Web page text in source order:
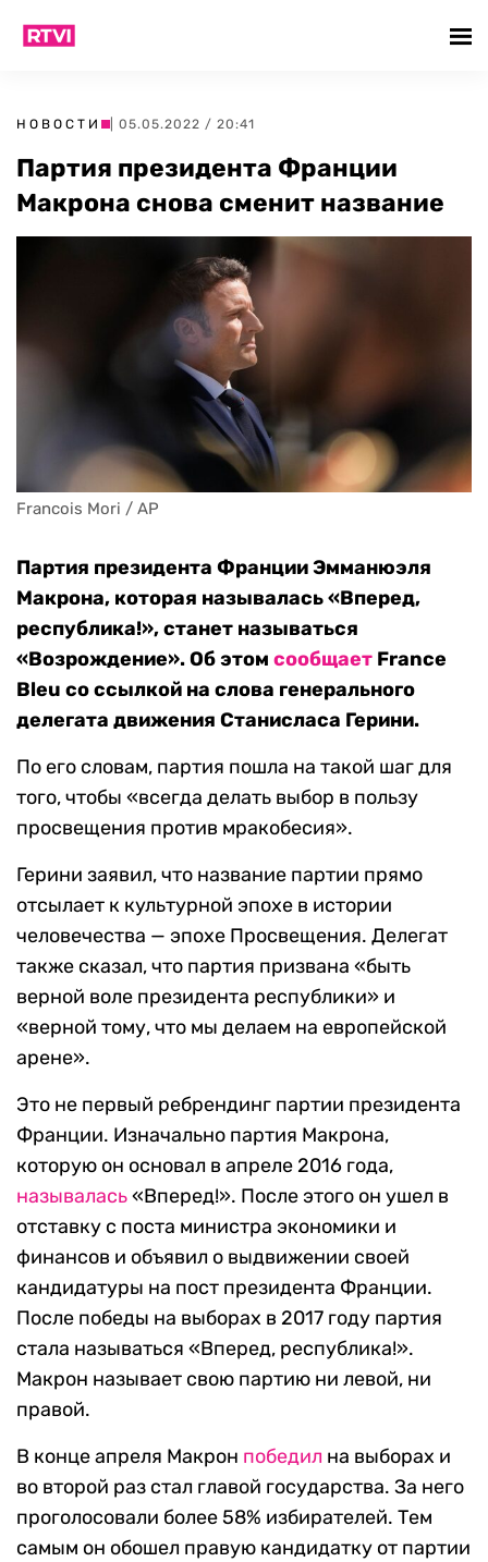
НОВОСТИ | 05.05.2022 / 20:41
Партия президента Франции
Макрона снова сменит название
Francois Mori / AP
Партия президента Франции Эмманюэля
Макрона, которая называлась «Вперед,
республика!», станет называться
«Возрождение». Об этом сообщает France
Bleu со ссылкой на слова генерального
делегата движения Станисласа Герини.
По его словам, партия пошла на такой шаг для
того, чтобы «всегда делать выбор в пользу
просвещения против мракобесия».
Герини заявил, что название партии прямо
отсылает к культурной эпохе в истории
человечества — эпохе Просвещения. Делегат
также сказал, что партия призвана «быть
верной воле президента республики» и
«верной тому, что мы делаем на европейской
арене».
Это не первый ребрендинг партии президента
Франции. Изначально партия Макрона,
которую он основал в апреле 2016 года,
называлась«Вперед!». После этого он ушел в
отставку с поста министра экономики и
финансов и объявил о выдвижении своей
кандидатуры на пост президента Франции.
После победы на выборах в 2017 году партия
стала называться «Вперед, республика!».
Макрон называет свою партию ни левой, ни
правой.
В конце апреля Макрон победил на выборах и
во второй раз стал главой государства. За него
проголосовали более 58% избирателей. Тем
самым он обошел правую кандидатку от партии